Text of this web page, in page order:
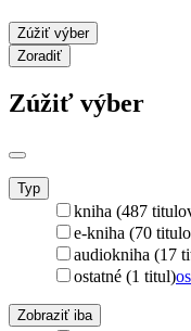
Zúžiť výber
Zoradiť
Zúžiť výber
Typ
kniha (487
e-kniha (70
audiokniha (17
ostatné (1 titul)
Zobraziť iba